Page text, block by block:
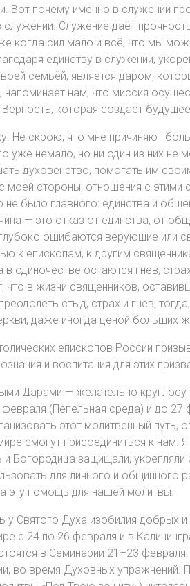
почему именно в служении
Служение даёт
когда сил мало и всё, что мы
единству в служении,
семьёй, является даром,
нам, что миссия
которая создаёт
Не скрою, что мне причиняют
уже немало, но ни один из них не
духовенство, помогать им
моей стороны, отношения с
было главного: единства и
— это отказ от единства, от
ошибаются верующие или
к епископам, к другим
одиночестве остаются гнев,
в жизни священников,
стыд, страх и гнев,
даже иногда ценой больших
епископов России
и воспитания для этих
Дарами — желательно
(Пепельная среда) и до 27
этот молитвенный путь,
смогут присоединиться к нам.
Богородица защищали,
для личного и общинного
эту помощь для нашей молитвы.
Духа изобилия добрых и
с 24 по 26 февраля и в
в Семинарии 21–23
во время Духовных